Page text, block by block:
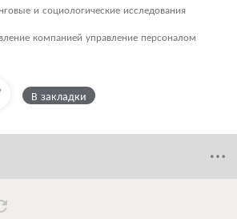
и социологические исследования
компанией управление персоналом
В закладки